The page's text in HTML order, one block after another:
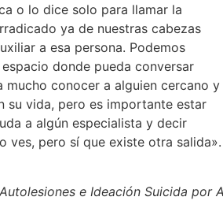
o lo dice solo para llamar la
ya de nuestras cabezas
a esa persona. Podemos
donde pueda conversar
mucho conocer a alguien cercano y
su vida, pero es importante estar
a algún especialista y decir
ves, pero sí que existe otra salida».
e Ideación Suicida por